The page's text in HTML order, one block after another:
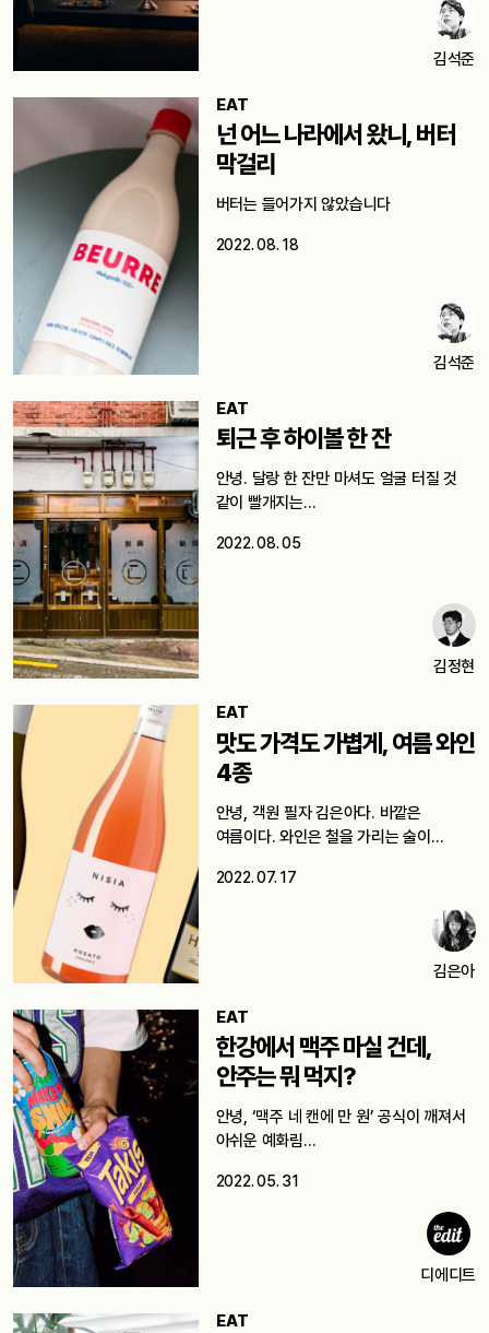
김석준
EAT
넌 어느 나라에서 왔니, 버터
막걸리
버터는 들어가지 않았습니다
2022. 08. 18
김석준
EAT
퇴근 후 하이볼 한 잔
안녕. 달랑 한 잔만 마셔도 얼굴 터질 것
같이 빨개지는…
2022. 08. 05
김정현
EAT
맛도 가격도 가볍게, 여름 와인
4종
안녕, 객원 필자 김은아다. 바깥은
여름이다. 와인은 철을 가리는 술이…
2022. 07. 17
김은아
EAT
한강에서 맥주 마실 건데,
안주는 뭐 먹지?
안녕, ‘맥주 네 캔에 만 원’ 공식이 깨져서
아쉬운 예화림…
2022. 05. 31
디에디트
EAT